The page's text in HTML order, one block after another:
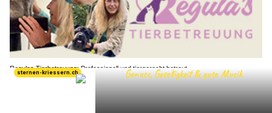
Regulas Tierbetreuung: Professionell und tiergerecht betreut